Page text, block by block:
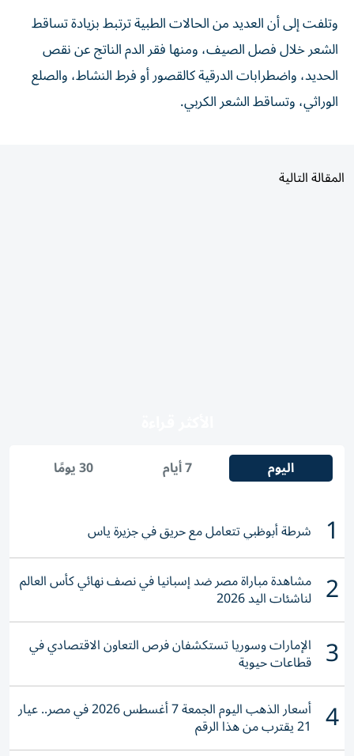
وتلفت إلى أن العديد من الحالات الطبية ترتبط بزيادة تساقط
الشعر خلال فصل الصيف، ومنها فقر الدم الناتج عن نقص
الحديد، واضطرابات الدرقية كالقصور أو فرط النشاط، والصلع
الوراثي، وتساقط الشعر الكربي.
المقالة التالية
اليوم 7 أيام 30 يومًا
1 شرطة أبوظبي تتعامل مع حريق في جزيرة ياس
2 مشاهدة مباراة مصر ضد إسبانيا في نصف نهائي كأس العالم
لناشئات اليد 2026
3 الإمارات وسوريا تستكشفان فرص التعاون الاقتصادي في
قطاعات حيوية
4 أسعار الذهب اليوم الجمعة 7 أغسطس 2026 في مصر.. عيار
21 يقترب من هذا الرقم